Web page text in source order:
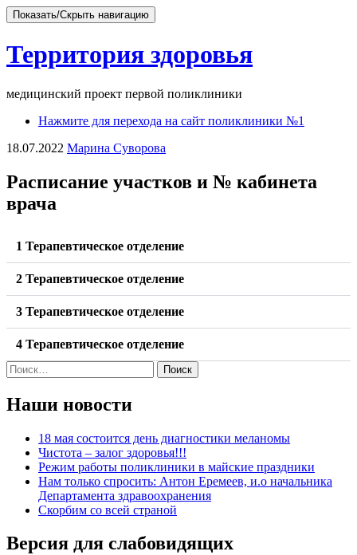
Показать/Скрыть навигацию
Территория здоровья
медицинский проект первой поликлиники
Перейти
содержимому
Нажмите для перехода на сайт поликлиники №1
18.07.2022 Марина Суворова
Расписание участков и № кабинета
врача
1 Терапевтическое отделение
2 Терапевтическое отделение
3 Терапевтическое отделение
4 Терапевтическое отделение
Найти:
Наши новости
18 мая состоится день диагностики меланомы
Чистота – залог здоровья!!!
Режим работы поликлиники в майские праздники
Нам только спросить: Антон Еремеев, и.о начальника
Департамента здравоохранения
Скорбим со всей страной
Версия для слабовидящих